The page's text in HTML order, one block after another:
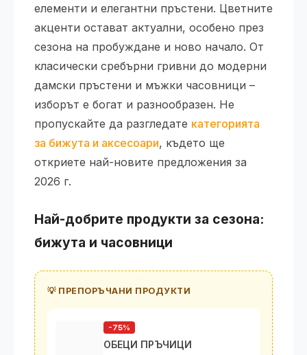
елементи и елегантни пръстени. Цветните
акценти остават актуални, особено през
сезона на пробуждане и ново начало. От
класически сребърни гривни до модерни
дамски пръстени и мъжки часовници –
изборът е богат и разнообразен. Не
пропускайте да разгледате категорията
за бижута и аксесоари, където ще
откриете най-новите предложения за
2026 г.
Най-добрите продукти за сезона:
бижута и часовници
💡 ПРЕПОРЪЧАНИ ПРОДУКТИ
-75%
ОБЕЦИ ПРЪЧИЦИ